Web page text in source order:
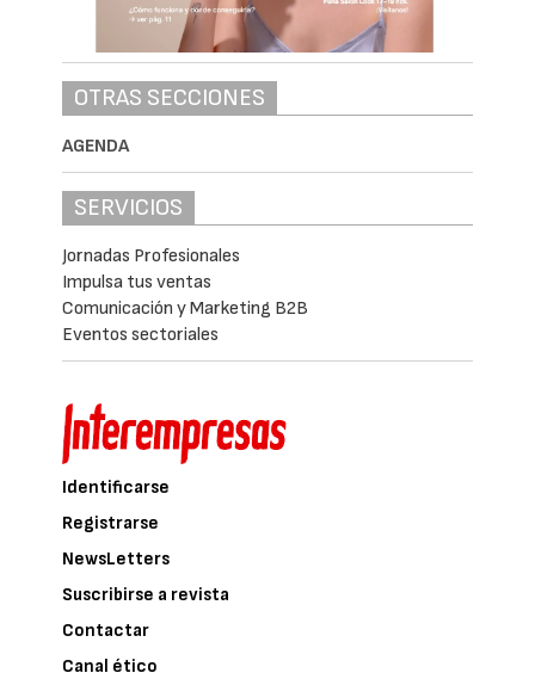
OTRAS SECCIONES
AGENDA
SERVICIOS
Jornadas Profesionales
Impulsa tus ventas
Comunicación y Marketing B2B
Eventos sectoriales
Identificarse
Registrarse
NewsLetters
Suscribirse a revista
Contactar
Canal ético